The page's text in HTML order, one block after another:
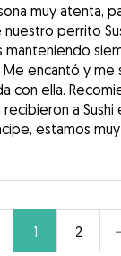
muy atenta,
perrito
encantó y me
con ella.
a Sushi
estamos
1 2